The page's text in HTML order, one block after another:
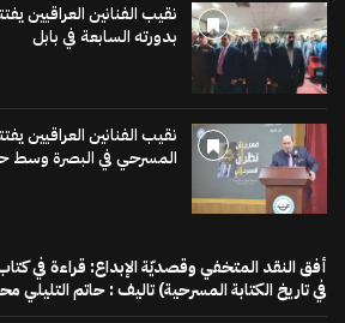
نقيب الفنانين العراقيين
بدورته السابعة في بابل
نقيب الفنانين العراقيين
المسرحي في البصرة وسط
أفق النقد المتخفي وقصديّة الإبداع: قراءة في
في تاريخ الكتابة المسرحية) تاليف : حاتم التليلي